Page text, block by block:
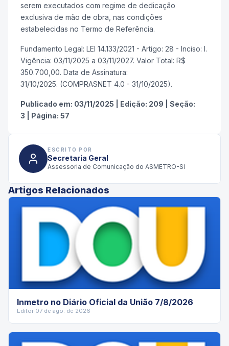
serem executados com regime de dedicação
exclusiva de mão de obra, nas condições
estabelecidas no Termo de Referência.
Fundamento Legal: LEI 14.133/2021 - Artigo: 28 - Inciso: I.
Vigência: 03/11/2025 a 03/11/2027. Valor Total: R$
350.700,00. Data de Assinatura:
31/10/2025. (COMPRASNET 4.0 - 31/10/2025).
Publicado em: 03/11/2025 Edição: 209
Seção:
3
Página: 57
ESCRITO POR
Secretaria Geral
Assessoria de Comunicação do ASMETRO-SI
Artigos Relacionados
Inmetro no Diário Oficial da União 7/8/2026
Editor·07 de ago. de 2026